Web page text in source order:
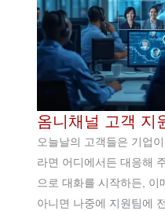
옴니채널 고객 지
오늘날의 고객들은 기업
라면 어디에서든 대응해
으로 대화를 시작하든, 이
아니면 나중에 지원팀에